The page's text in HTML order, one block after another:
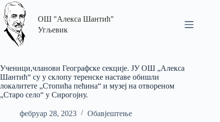
ОШ "Алекса Шантић"
Угљевик
Ученици,чланови Географске секције. ЈУ ОШ „Алекса
Шантић“ су у склопу теренске наставе обишли
локалитете „Стопића пећина“ и музеј на отвореном
„Старо село“ у Сирогојну.
фебруар 28, 2023 Обавјештење